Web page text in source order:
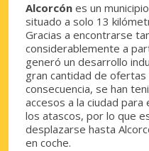
Alcorcón es un
situado a solo 13
Gracias a encontrarse
considerablemente a
generó un desarrollo
gran cantidad de ofertas
consecuencia, se han
accesos a la ciudad
los atascos, por lo que
desplazarse hasta
en coche.